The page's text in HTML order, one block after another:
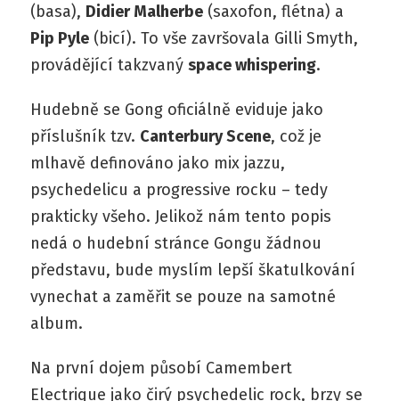
(basa), Didier Malherbe(saxofon, flétna) a
Pip Pyle(bicí). To vše završovala Gilli Smyth,
provádějící takzvaný space whispering.
Hudebně se Gong oficiálně eviduje jako
příslušník tzv. Canterbury Scene, což je
mlhavě definováno jako mix jazzu,
psychedelicu a progressive rocku – tedy
prakticky všeho. Jelikož nám tento popis
nedá o hudební stránce Gongu žádnou
představu, bude myslím lepší škatulkování
vynechat a zaměřit se pouze na samotné
album.
Na první dojem působí Camembert
Electrique jako čirý psychedelic rock, brzy se